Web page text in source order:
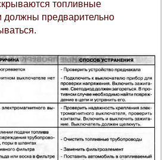
топливные
должны предварительно